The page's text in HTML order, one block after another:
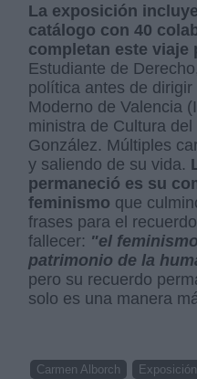
La exposición
catálogo con 40
completan este viaje
Estudiante de
política antes de
Moderno de Valencia
ministra de Cultura
González. Múltiples
y saliendo de su vida.
permaneció es su
feminismo que
frases para el
fallecer: "el
patrimonio de la
pero su recuerdo
solo es una manera
Carmen Alborch